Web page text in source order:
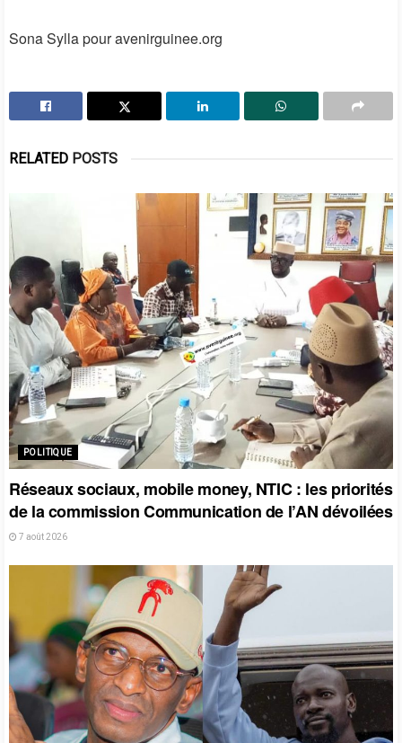
Sona Sylla pour avenirguinee.org
RELATED POSTS
POLITIQUE
Réseaux sociaux, mobile money, NTIC : les priorités
de la commission Communication de l’AN dévoilées
7 août 2026